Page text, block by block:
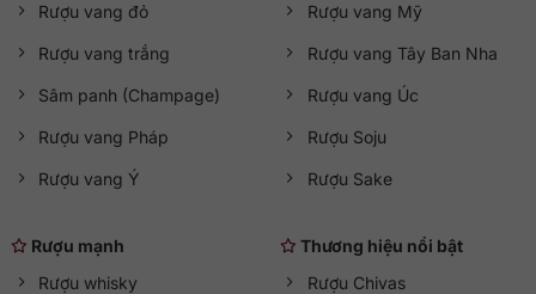
Rượu vang đỏ
Rượu vang trắng
Sâm panh (Champage)
Rượu vang Pháp
Rượu vang Ý
Rượu vang Mỹ
Rượu vang Tây Ban Nha
Rượu vang Úc
Rượu Soju
Rượu Sake
Rượu mạnh
Rượu whisky
Thương hiệu nổi bật
Rượu Chivas